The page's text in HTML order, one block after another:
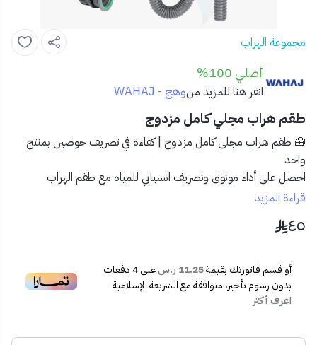
مجموعة الهراب
أصلي 100%
انقر هنا للمزيد منوهج - WAHAJ
طقم هراب مجلي كامل مزدوج
🧰 طقم هراب مجلى كامل مزدوج | كفاءة في تصريف حوضين بمنتج
واحد
احصل على أداء موثوق وتصريف انسيابي للمياه مع طقم الهراب
المزدوج الكامل
🔄تصميم مزدوج مثالي لحوضينيضمن تصريفًا فعالًا دون أي
انسداد.
🛠️هيكل مرن ومتعدد الزوايا
💧مقاوم للتسرب والروائحبفضل الوصلات المحكمة ونظام
قراءة المزيد
٤٥
أو قسم فاتورتك بقيمة11.25 ر.س على4دفعات
بدون رسوم تأخير، متوافقة مع الشريعة الإسلامية
اعرف أكثر